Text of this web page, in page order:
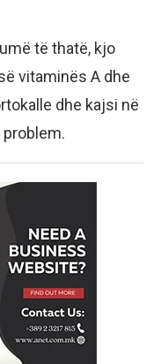
të thatë, kjo
vitaminës A dhe
dhe kajsi në